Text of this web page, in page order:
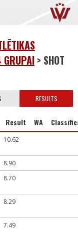
GRUPAI > SHOT
RESULTS
Result WA
10.62
8.90
8.70
8.29
7.49